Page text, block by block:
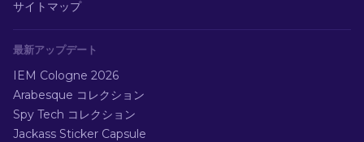
サイトマップ
最新アップデート
IEM Cologne 2026
Arabesque コレクション
Spy Tech コレクション
Jackass Sticker Capsule